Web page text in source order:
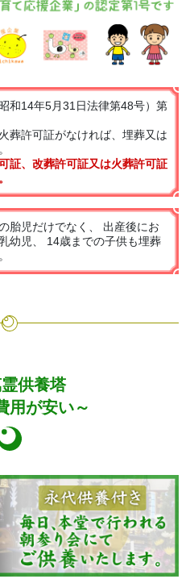
和14年5月31日法律第48号）第
葬許可証がなければ、埋葬又は
証、改葬許可証又は火葬許可証
胎児だけでなく、 出産後にお
幼児、
14歳までの子供も埋葬
供養塔
用が安い～